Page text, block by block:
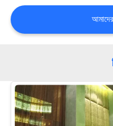
খবর
আবেদন